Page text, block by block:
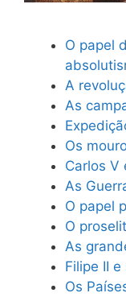
O papel
A
As
Os
Carlos V
As
O papel
O
As
Filipe II
Os